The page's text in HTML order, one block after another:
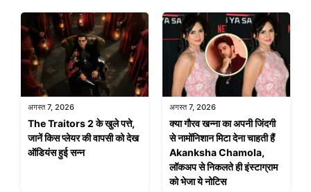
अगस्त 7, 2026
The Traitors 2 के खुले पत्ते,
जानें किस प्लेयर की वापसी को देख
ऑडियंस हुई सन्न
अगस्त 7, 2026
क्या गौरव खन्ना का अपनी जिंदगी
से नामोंनिशान मिटा देना चाहती हैं
Akanksha Chamola,
लॉकअप से निकलते ही इंस्टाग्राम
को भेजा ये नोटिस